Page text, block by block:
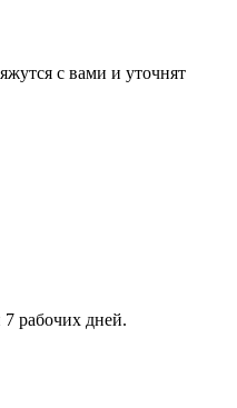
с вами и уточнят
7 рабочих дней.